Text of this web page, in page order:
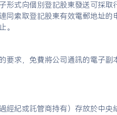
形式向個別登記股東發送可採
同索取登記股東有效電郵地址
。
要求，免費將公司通訊的電子
經紀或託管商持有）存放於中